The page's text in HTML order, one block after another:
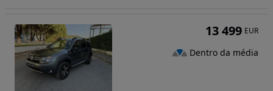
13 499 EUR
Dentro da média